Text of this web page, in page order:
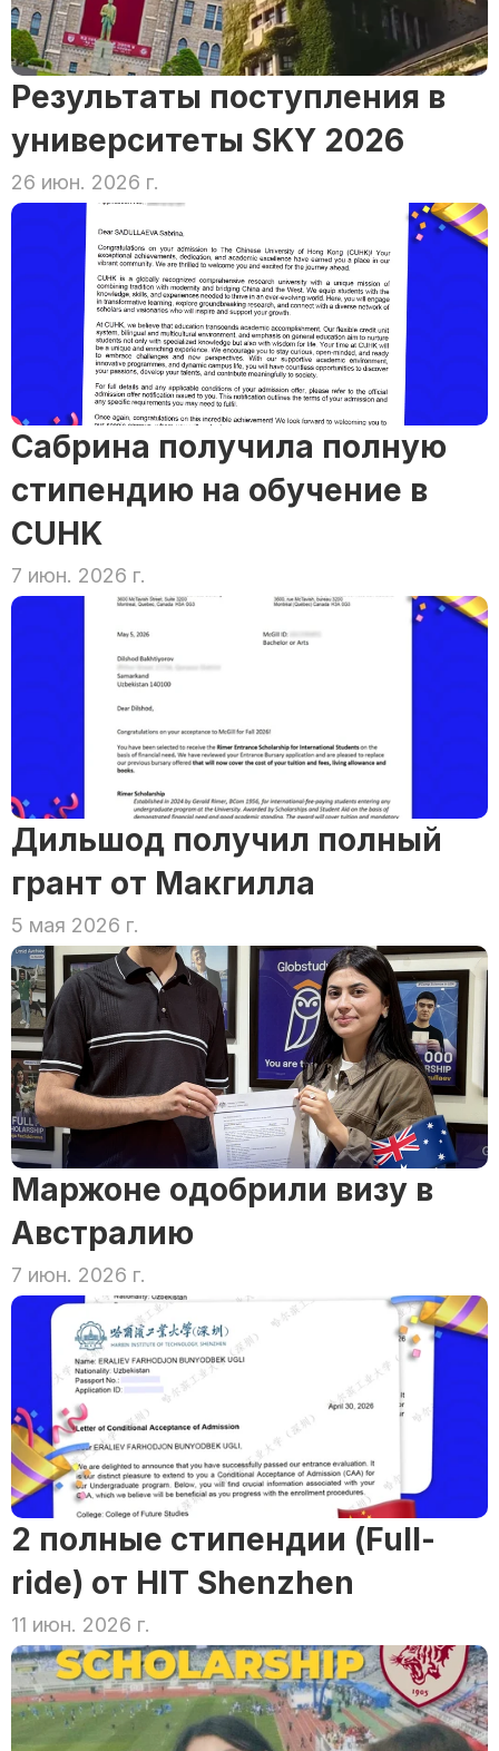
Результаты поступления в
университеты SKY 2026
26 июн. 2026 г.
Сабрина получила полную
стипендию на обучение в
CUHK
7 июн. 2026 г.
Дильшод получил полный
грант от Макгилла
5 мая 2026 г.
Маржоне одобрили визу в
Австралию
7 июн. 2026 г.
2 полные стипендии (Full-
ride) от HIT Shenzhen
11 июн. 2026 г.